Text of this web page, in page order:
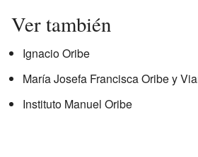
Ver también
Ignacio Oribe
María Josefa Francisca Oribe y
Instituto Manuel Oribe